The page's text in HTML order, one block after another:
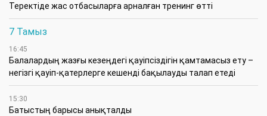
​Теректіде жас отбасыларға арналған тренинг өтті
7 Тамыз
16:45
Балалардың жазғы кезеңдегі қауіпсіздігін қамтамасыз ету –
негізгі қауіп-қатерлерге кешенді бақылауды талап етеді
15:30
Батыстың барысы анықталды